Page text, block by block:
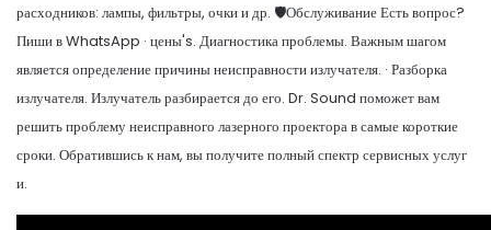
расходников: лампы, фильтры, очки и др. 🛡️Обслуживание Есть вопрос?
Пиши в WhatsApp · цены's. Диагностика проблемы. Важным шагом
является определение причины неисправности излучателя. · Разборка
излучателя. Излучатель разбирается до его. Dr. Sound поможет вам
решить проблему неисправного лазерного проектора в самые короткие
сроки. Обратившись к нам, вы получите полный спектр сервисных услуг
и.